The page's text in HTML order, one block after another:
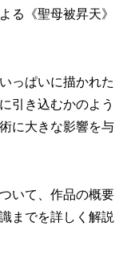
る《聖母被昇天》
っぱいに描かれた
引き込むかのよう
に大きな影響を与
いて、作品の概要
までを詳しく解説